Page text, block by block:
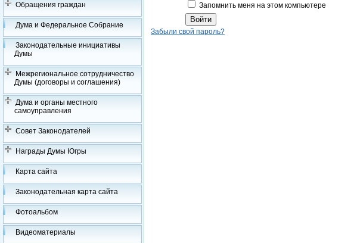
Обращения граждан
Дума и Федеральное Собрание
Законодательные инициативы
Думы
Межрегиональное сотрудничество
Думы (договоры и соглашения)
Дума и органы местного
самоуправления
Совет Законодателей
Награды Думы Югры
Карта сайта
Законодательная карта сайта
Фотоальбом
Видеоматериалы
Запомнить меня на этом компьютере
Забыли свой пароль?